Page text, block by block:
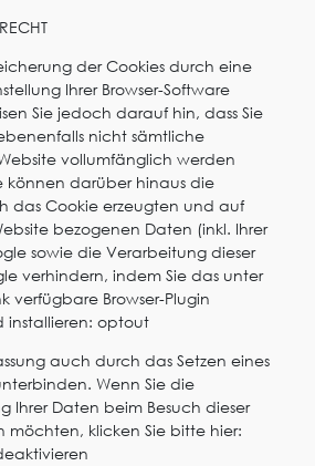
der Cookies durch eine
Ihrer Browser-Software
Sie jedoch darauf hin, dass Sie
nicht sämtliche
vollumfänglich werden
können darüber hinaus die
das Cookie erzeugten und auf
bezogenen Daten (inkl. Ihrer
sowie die Verarbeitung dieser
verhindern, indem Sie das unter
verfügbare Browser-Plugin
installieren: optout
auch durch das Setzen eines
Wenn Sie die
Ihrer Daten beim Besuch dieser
möchten, klicken Sie bitte hier: